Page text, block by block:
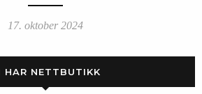
17. oktober 2024
HAR NETTBUTIKK